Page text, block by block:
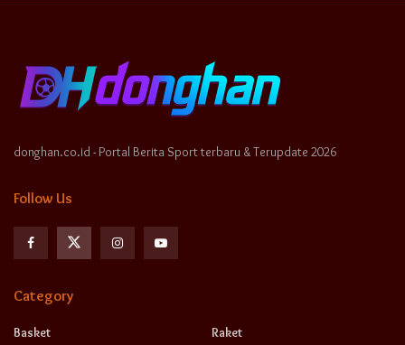
donghan.co.id - Portal Berita Sport terbaru & Terupdate 2026
Follow Us
Category
Basket
Raket